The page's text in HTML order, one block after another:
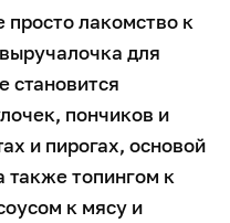
лакомство к
для
становится
пончиков и
и пирогах, основой
также топингом к
к мясу и